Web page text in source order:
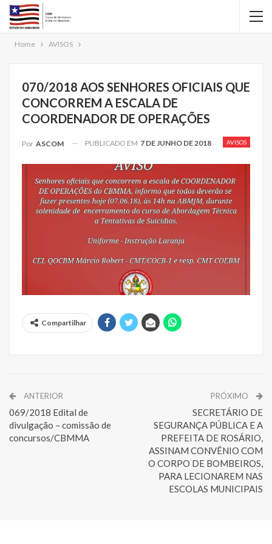
Home AVISOS
070/2018 AOS SENHORES OFICIAIS QUE
CONCORREM A ESCALA DE
COORDENADOR DE OPERAÇÕES
AVISOS
Por ASCOM PUBLICADO EM 7 DE JUNHO DE 2018
Compartilhar
ANTERIOR
069/2018 Edital de
divulgação – comissão de
concursos/CBMMA
PRÓXIMO
SECRETÁRIO DE
SEGURANÇA PÚBLICA E A
PREFEITA DE ROSÁRIO,
ASSINAM CONVÊNIO COM
O CORPO DE BOMBEIROS,
PARA LECIONAREM NAS
ESCOLAS MUNICIPAIS